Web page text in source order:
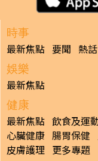
時事
最新焦點 要聞 熱話
娛樂
最新焦點
健康
最新焦點 飲食及運
心臟健康 腸胃保健
皮膚護理 更多專題